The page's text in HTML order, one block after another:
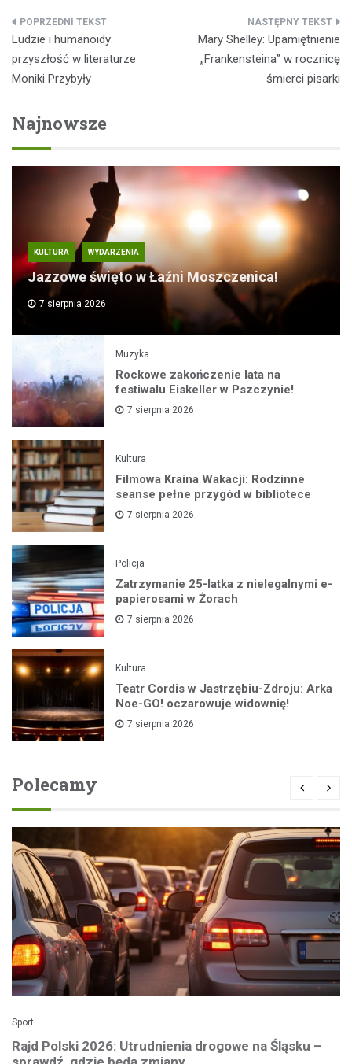
Nawigacja
wpisu
Ludzie i humanoidy:
przyszłość w literaturze
Moniki Przybyły
Mary Shelley: Upamiętnienie
„Frankensteina” w rocznicę
śmierci pisarki
Najnowsze
KULTURA WYDARZENIA
Jazzowe święto w Łaźni Moszczenica!
7 sierpnia 2026
Muzyka
Rockowe zakończenie lata na
festiwalu Eiskeller w Pszczynie!
7 sierpnia 2026
Kultura
Filmowa Kraina Wakacji: Rodzinne
seanse pełne przygód w bibliotece
7 sierpnia 2026
Policja
Zatrzymanie 25-latka z nielegalnymi e-
papierosami w Żorach
7 sierpnia 2026
Kultura
Teatr Cordis w Jastrzębiu-Zdroju: Arka
Noe-GO! oczarowuje widownię!
7 sierpnia 2026
Polecamy
Sport
Rajd Polski 2026: Utrudnienia drogowe na Śląsku –